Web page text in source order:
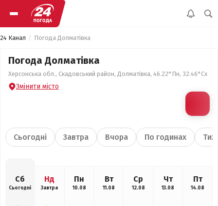
24 Канал Погода Долматівка
Погода Долматівка
Херсонська обл., Скадовський район, Долматівка, 46.22°Пн, 32.46°Сх
Змінити місто
Сьогодні Завтра Вчора По годинах
Сб
Сьогодні
Нд
Завтра
Пн
10.08
Вт
11.08
Ср
12.08
Чт
13.08
Пт
14.08